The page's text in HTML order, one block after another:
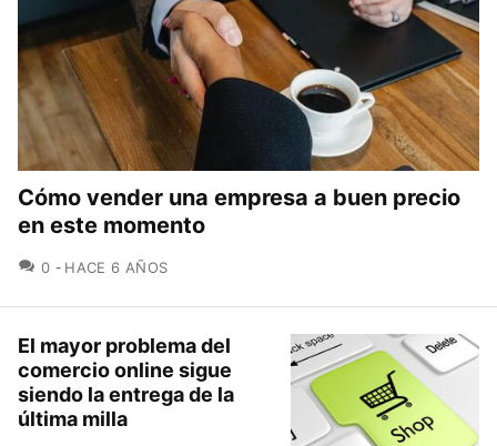
Cómo vender una empresa a buen precio
en este momento
0 COMENTARIOS
HACE 6 AÑOS
El mayor problema del
comercio online sigue
siendo la entrega de la
última milla